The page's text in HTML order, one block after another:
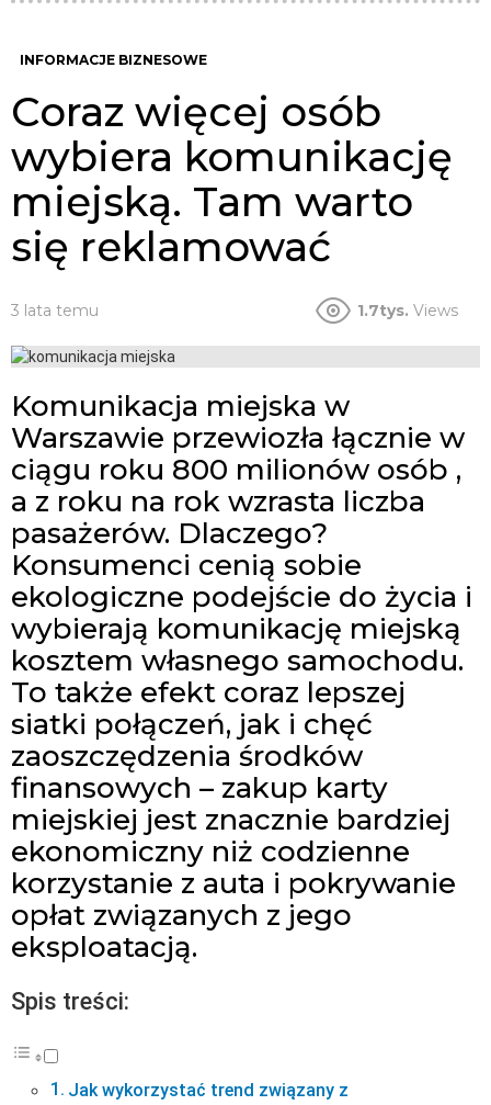
INFORMACJE BIZNESOWE
Coraz więcej osób
wybiera komunikację
miejską. Tam warto
się reklamować
3 lata temu 1.7tys. Views
Komunikacja miejska w
Warszawie przewiozła łącznie w
ciągu roku 800 milionów osób ,
a z roku na rok wzrasta liczba
pasażerów. Dlaczego?
Konsumenci cenią sobie
ekologiczne podejście do życia i
wybierają komunikację miejską
kosztem własnego samochodu.
To także efekt coraz lepszej
siatki połączeń, jak i chęć
zaoszczędzenia środków
finansowych – zakup karty
miejskiej jest znacznie bardziej
ekonomiczny niż codzienne
korzystanie z auta i pokrywanie
opłat związanych z jego
eksploatacją.
Spis treści:
Jak wykorzystać trend związany z